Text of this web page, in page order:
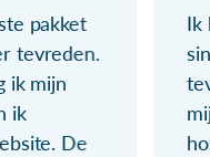
pakket
tevreden.
ik mijn
ik
De
Ik